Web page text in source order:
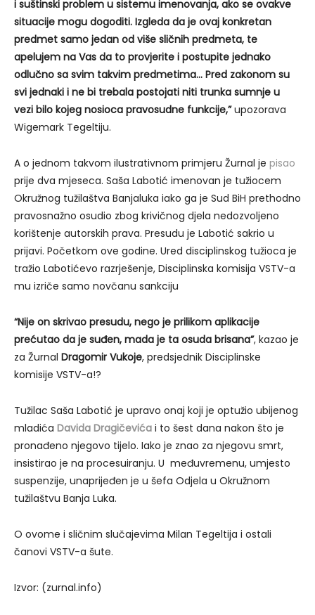
i suštinski problem u sistemu imenovanja, ako se ovakve
situacije mogu dogoditi. Izgleda da je ovaj konkretan
predmet samo jedan od više sličnih predmeta, te
apelujem na Vas da to provjerite i postupite jednako
odlučno sa svim takvim predmetima… Pred zakonom su
svi jednaki i ne bi trebala postojati niti trunka sumnje u
vezi bilo kojeg nosioca pravosudne funkcije,”upozorava
Wigemark Tegeltiju.
A o jednom takvom ilustrativnom primjeru Žurnal je pisao
prije dva mjeseca. Saša Labotić imenovan je tužiocem
Okružnog tužilaštva Banjaluka iako ga je Sud BiH prethodno
pravosnažno osudio zbog krivičnog djela nedozvoljeno
korištenje autorskih prava. Presudu je Labotić sakrio u
prijavi. Početkom ove godine. Ured disciplinskog tužioca je
tražio Labotićevo razrješenje, Disciplinska komisija VSTV-a
mu izriče samo novčanu sankciju
“Nije on skrivao presudu, nego je prilikom aplikacije
prećutao da je suđen, mada je ta osuda brisana”, kazao je
za Žurnal Dragomir Vukoje, predsjednik Disciplinske
komisije VSTV-a!?
Tužilac Saša Labotić je upravo onaj koji je optužio ubijenog
mladića Davida Dragičevića i to šest dana nakon što je
pronađeno njegovo tijelo. Iako je znao za njegovu smrt,
insistirao je na procesuiranju. U međuvremenu, umjesto
suspenzije, unaprijeđen je u šefa Odjela u Okružnom
tužilaštvu Banja Luka.
O ovome i sličnim slučajevima Milan Tegeltija i ostali
čanovi VSTV-a šute.
Izvor: (zurnal.info)